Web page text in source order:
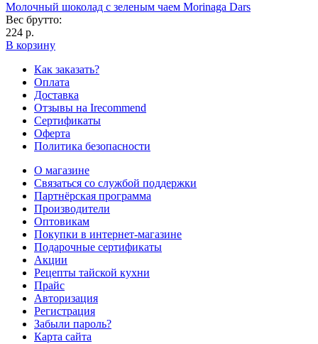
Молочный шоколад с зеленым чаем Morinaga Dars
Вес брутто:
224 р.
В корзину
Как заказать?
Оплата
Доставка
Отзывы на Irecommend
Сертификаты
Оферта
Политика безопасности
О магазине
Связаться со службой поддержки
Партнёрская программа
Производители
Оптовикам
Покупки в интернет-магазине
Подарочные сертификаты
Акции
Рецепты тайской кухни
Прайс
Авторизация
Регистрация
Забыли пароль?
Карта сайта